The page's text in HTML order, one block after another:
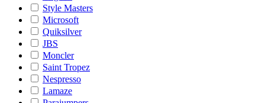
Style Masters
Microsoft
Quiksilver
JBS
Moncler
Saint Tropez
Nespresso
Lamaze